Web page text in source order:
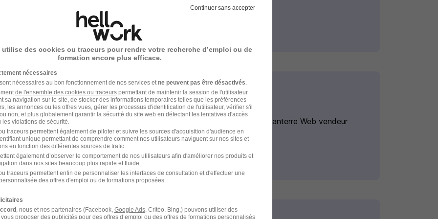
Alternance Vente
Web vendeur
Alternance Créteil Web vendeur
Alternance Nanterre Web vendeur
Continuer sans accepter
utilise des cookies ou traceurs pour rendre votre recherche d’emploi ou de
formation encore plus efficace.
nécessaires
nécessaires au bon fonctionnement de nos services etne peuvent pas être désactivés.
de l'ensemble des cookies ou traceurspermettant de maintenir la session de l'utilisateur
sa navigation sur le site, de stocker des informations temporaires telles que les préférences
les annonces ou les offres vues, gérer les processus d'identification de l'utilisateur, vérifier s'il
non, et plus globalement garantir la sécurité du site web en détectant les tentatives d'accès
les violations de sécurité.
traceurs permettent également de piloter et suivre les sources d'acquisition d'audience en
unique permettant de comprendre comment nos utilisateurs naviguent sur nos sites et
en fonction des différentes sources de trafic.
également d’observer le comportement de nos utilisateurs afin d'améliorer nos produits et
dans nos sites beaucoup plus rapide et fluide.
traceurs permettent enfin de personnaliser les interfaces de consultation et d'effectuer une
des offres d'emploi ou de formations proposées.
, nous et nos partenaires (Facebook, Google Ads, Critéo, Bing,) pouvons utiliser des
proposer des publicités pour des offres d’emploi ou des offres de formations personnalisés